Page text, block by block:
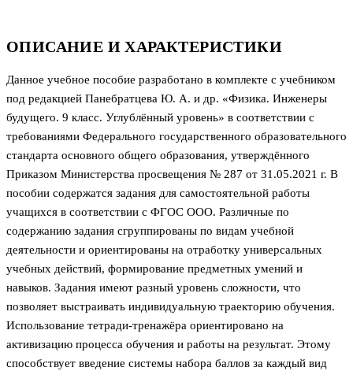
ОПИСАНИЕ И ХАРАКТЕРИСТИКИ
Данное учебное пособие разработано в комплекте с учебником
под редакцией Панебратцева Ю. А. и др. «Физика. Инженеры
будущего. 9 класс. Углублённый уровень» в соответствии с
требованиями Федерального государственного образовательного
стандарта основного общего образования, утверждённого
Приказом Министерства просвещения № 287 от 31.05.2021 г. В
пособии содержатся задания для самостоятельной работы
учащихся в соответствии с ФГОС ООО. Различные по
содержанию задания сгруппированы по видам учебной
деятельности и ориентированы на отработку универсальных
учебных действий, формирование предметных умений и
навыков. Задания имеют разный уровень сложности, что
позволяет выстраивать индивидуальную траекторию обучения.
Использование тетради-тренажёра ориентировано на
активизацию процесса обучения и работы на результат. Этому
способствует введение системы набора баллов за каждый вид